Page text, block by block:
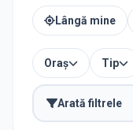
Lângă mine
Oraș Tip
Arată filtrele